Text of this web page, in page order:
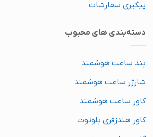
پیگیری سفارشات
دسته‌بندی های محبوب
بند ساعت هوشمند
شارژر ساعت هوشمند
کاور ساعت هوشمند
کاور هندزفری بلوتوث